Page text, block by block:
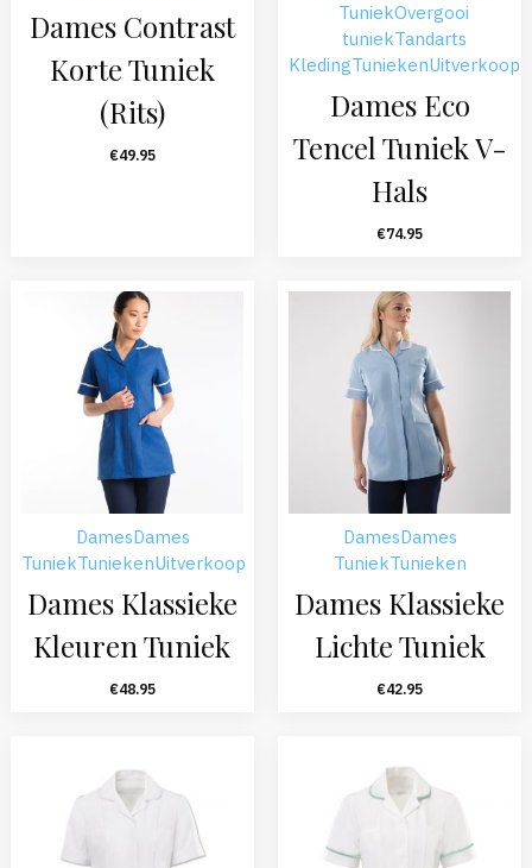
Dames Contrast
Korte Tuniek
(Rits)
€49.95
TuniekOvergooi
tuniekTandarts
KledingTuniekenUitverkoop
Dames Eco
Tencel Tuniek V-
Hals
€74.95
DamesDames
TuniekTuniekenUitverkoop
Dames Klassieke
Kleuren Tuniek
€48.95
DamesDames
TuniekTunieken
Dames Klassieke
Lichte Tuniek
€42.95